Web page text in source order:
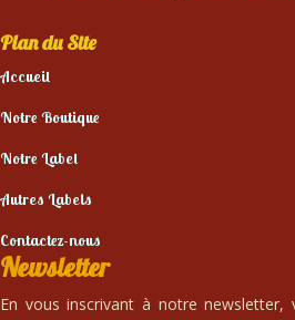
Plan du Site
Accueil
Notre Boutique
Notre Label
Autres Labels
Contactez-nous
Newsletter
En vous inscrivant à notre newsletter,